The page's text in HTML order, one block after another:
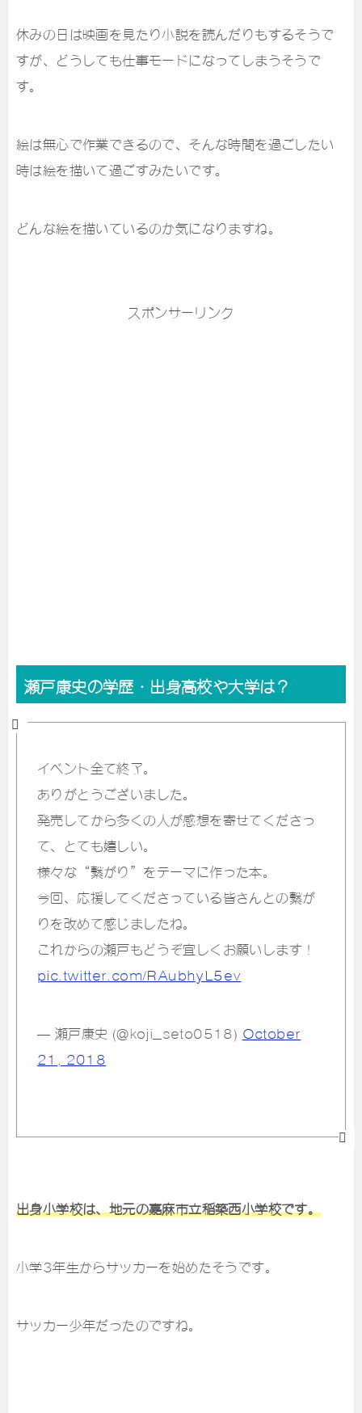
休みの日は映画を見たり小説を読んだりもするそうで
すが、どうしても仕事モードになってしまうそうで
す。
絵は無心で作業できるので、そんな時間を過ごしたい
時は絵を描いて過ごすみたいです。
どんな絵を描いているのか気になりますね。
スポンサーリンク
瀬戸康史の学歴・出身高校や大学は？
イベント全て終了。
ありがとうございました。
発売してから多くの人が感想を寄せてくださっ
て、とても嬉しい。
様々な“繋がり”をテーマに作った本。
今回、応援してくださっている皆さんとの繋が
りを改めて感じましたね。
これからの瀬戸もどうぞ宜しくお願いします！
pic.twitter.com/RAubhyL5ev
— 瀬戸康史 (@koji_seto0518) October
21, 2018
出身小学校は、地元の嘉麻市立稲築西小学校です。
小学3年生からサッカーを始めたそうです。
サッカー少年だったのですね。